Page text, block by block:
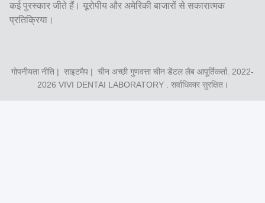
कई पुरस्कार जीते हैं। यूरोपीय और अमेरिकी बाजारों से सकारात्मक
प्रतिक्रिया।
गोपनीयता नीति | साइटमैप | चीन अच्छी गुणवत्ता चीन डेंटल लैब आपूर्तिकर्ता. 2022-
2026 VIVI DENTAI LABORATORY. सर्वाधिकार सुरक्षित।